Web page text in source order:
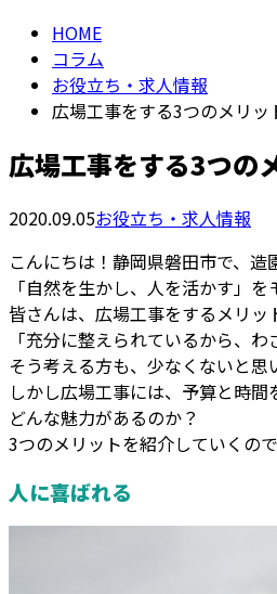
HOME
コラム
お役立ち・求人情報
広場工事をする3つのメリ
広場工事をする3つの
2020.09.05お役立ち・求人情報
こんにちは！静岡県磐田市で、造
「自然を生かし、人を活かす」
皆さんは、広場工事をするメリッ
「充分に整えられているから、
そう考える方も、少なくないと思
しかし広場工事には、予算と時間
どんな魅力があるのか？
3つのメリットを紹介していくの
人に喜ばれる